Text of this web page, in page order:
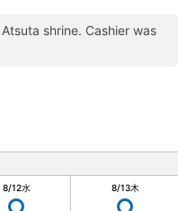
shrine. Cashier was
8/12水 8/13木